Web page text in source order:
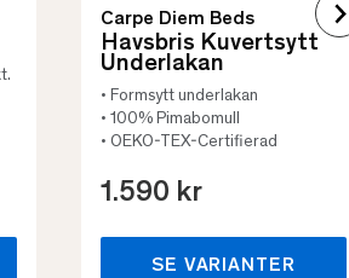
Carpe Diem Beds
Havsbris Kuvertsytt
Underlakan
• Formsytt underlakan
• 100% Pimabomull
• OEKO-TEX-Certifierad
1.590 kr
SE VARIANTER